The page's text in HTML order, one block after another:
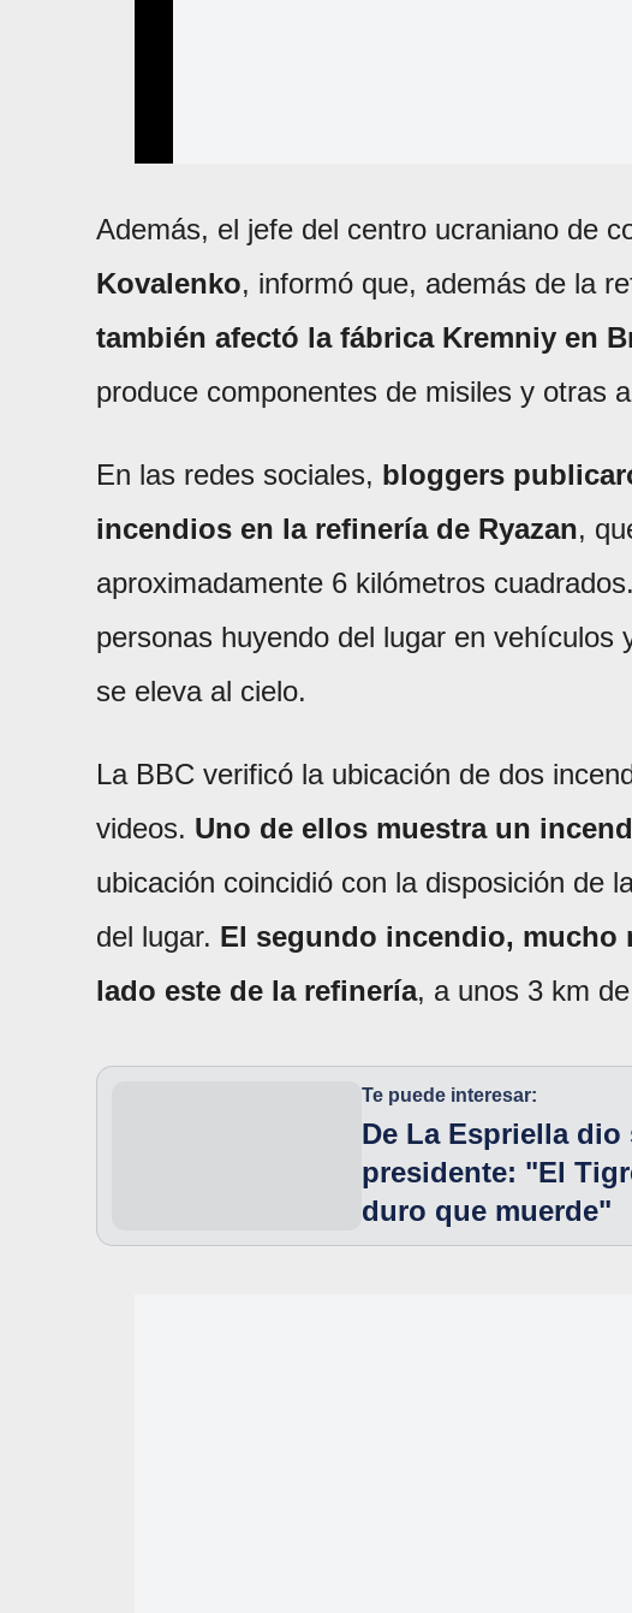
Además, el jefe del centro ucraniano de
Kovalenko, informó que, además de la
también afectó la fábrica Kremniy en
produce componentes de misiles y otras
En las redes sociales, bloggers
incendios en la refinería de Ryazan,
aproximadamente 6 kilómetros
personas huyendo del lugar en vehículos
se eleva al cielo.
La BBC verificó la ubicación de dos
videos. Uno de ellos muestra un
ubicación coincidió con la disposición de
del lugar. El segundo incendio, mucho
lado este de la refinería, a unos 3 km
Te puede interesar:
De La Espriella
presidente: "El
duro que muerde"